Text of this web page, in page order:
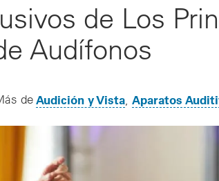
de Los
Audífonos
de Audición y Vista Aparatos